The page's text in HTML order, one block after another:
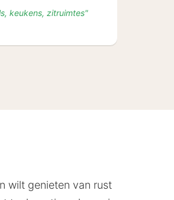
keukens, zitruimtes"
wilt genieten van rust